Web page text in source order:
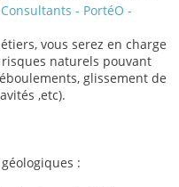
- PortéO -
vous serez en charge
naturels pouvant
glissement de
,etc).
: